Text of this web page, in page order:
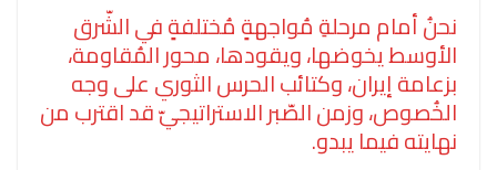
نحنُ أمام مرحلةِ مُواجهةٍ مُختلفةٍ في الشّرق
الأوسط يخوضها، ويقودها، محور المُقاومة،
بزعامة إيران، وكتائب الحرس الثوري على وجه
الخُصوص، وزمن الصّبر الاستراتيجيّ قد اقترب من
نهايته فيما يبدو.